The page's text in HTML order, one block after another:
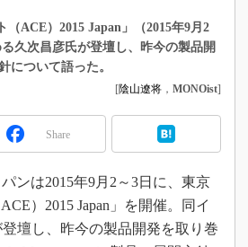
ビリティショー
WORLD
ンネット展
組み込み画像技術
組み込みモデリング
ISO26262
無償設計ツール
3Dプリンタ
デジタルツインとCAE
ACE）2015 Japan」（2015年9月2
久次昌彦氏が登壇し、昨今の製品開
について語った。
[陰山遼将 ， MONOist]
Share
ンは2015年9月2～3日に、東京
）2015 Japan」を開催。同イ
壇し、昨今の製品開発を取り巻